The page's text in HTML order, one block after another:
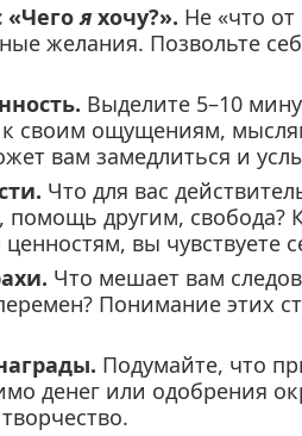
«Чегояхочу?». Не «что от
желания. Позвольте
Выделите 5–10
к своим ощущениям,
вам замедлиться и
Что для вас
помощь другим, свобода?
вы чувствуете
Что мешает вам
Понимание этих
Подумайте, что
денег или одобрения